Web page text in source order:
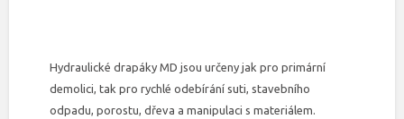
Hydraulické drapáky MD jsou určeny jak pro primární
demolici, tak pro rychlé odebírání suti, stavebního
odpadu, porostu, dřeva a manipulaci s materiálem.